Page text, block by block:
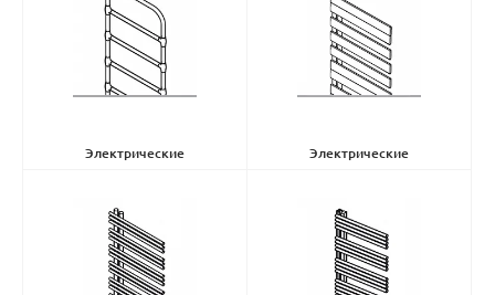
Электрические
Электрические